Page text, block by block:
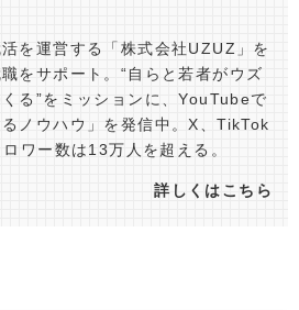
を運営する「株式会社UZUZ」を
をサポート。“自らと若者がウズ
る”をミッションに、YouTubeで
ノウハウ」を発信中。X、TikTok
ワー数は13万人を超える。
詳しくはこちら